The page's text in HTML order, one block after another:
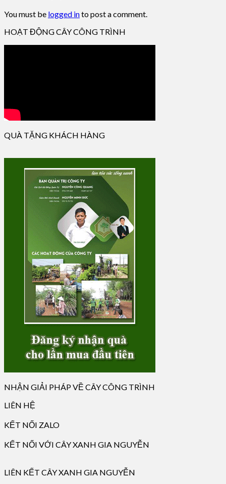
You must be logged into post a comment.
HOẠT ĐỘNG CÂY CÔNG TRÌNH
QUÀ TẶNG KHÁCH HÀNG
NHẬN GIẢI PHÁP VỀ CÂY CÔNG TRÌNH
LIÊN HỆ
KẾT NỐI ZALO
KẾT NỐI VỚI CÂY XANH GIA NGUYỄN
LIÊN KẾT CÂY XANH GIA NGUYỄN